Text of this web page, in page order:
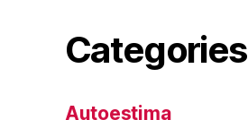
Categories
Autoestima